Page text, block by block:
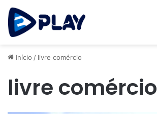
Início / livre comércio
livre comércio